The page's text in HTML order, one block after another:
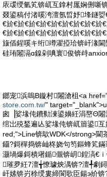
庡叆绶氫笂锛屼互鎿村厖娴侀噺
叕鍙稿付渚嗘洿澶氬晢妤埄鐩
€斺€斺€斺€斺€斺€斺€斺€斺€斺
€斺€斺€斺€斺€斺€斺€斺€斺€斺
旇偛鍟嗘キ绗竴濯掗珨锛屽湪
硅珛闂滆ɑ鎳剁唺寰俊锛歭
鎯宠浜嗚В鏇村闂滄柤<a
store.com.tw/"
囪▕娑堟伅鐨勬湅鍙嬶紝涓嶅Θ
绾岀殑鍫遍亾娑堟伅锛屼篃鍙
red;">Line锛歍WDK</strong>閫
鑷?鎶樿捣锛屾柊娆句笉鏂蜂笂
灏堝爆鎶樻墸鍎儬锛岄鍠滈€
璀夛紝7澶╅憭璩炴湡锛?澶╃劇
屽嫊锛岃稌绶婁締閬歌臣鍚э紒